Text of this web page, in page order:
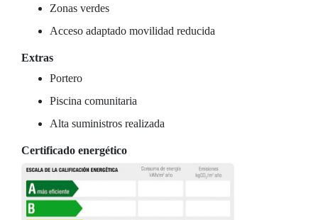
Zonas verdes
Acceso adaptado movilidad reducida
Extras
Portero
Piscina comunitaria
Alta suministros realizada
Certificado energético